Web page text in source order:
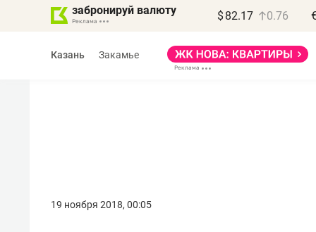
забронируй валюту $ 82.17 0.76
Казань Закамье
19 ноября 2018, 00:05